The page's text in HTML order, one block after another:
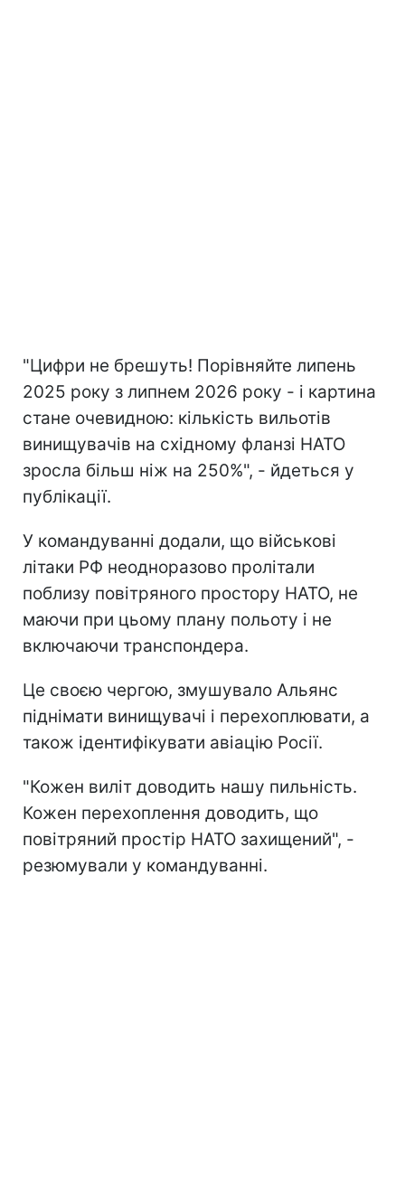
"Цифри не брешуть! Порівняйте липень
2025 року з липнем 2026 року - і картина
стане очевидною: кількість вильотів
винищувачів на східному фланзі НАТО
зросла більш ніж на 250%", - йдеться у
публікації.
У командуванні додали, що військові
літаки РФ неодноразово пролітали
поблизу повітряного простору НАТО, не
маючи при цьому плану польоту і не
включаючи транспондера.
Це своєю чергою, змушувало Альянс
піднімати винищувачі і перехоплювати, а
також ідентифікувати авіацію Росії.
"Кожен виліт доводить нашу пильність.
Кожен перехоплення доводить, що
повітряний простір НАТО захищений", -
резюмували у командуванні.